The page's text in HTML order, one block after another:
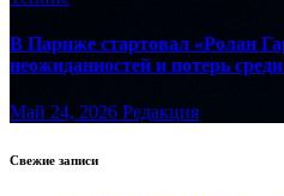
В Париже стартовал «Ролан
неожиданностей и потерь
Май 24, 2026 Редакция
Свежие записи